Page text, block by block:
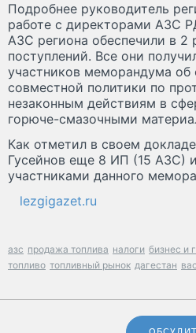
Подробнее руководитель
работе с директорами АЗС
АЗС региона обеспечили в 2
поступлений. Все они
участников меморандума об
совместной политики по
незаконным действиям в
горюче-смазочными
Как отметил в своем
Гусейнов еще 8 ИП (15 АЗС)
участниками данного
lezgigazet.ru
азс продажа топлива налоги бизнес и
топливо топливный рынок дагестан